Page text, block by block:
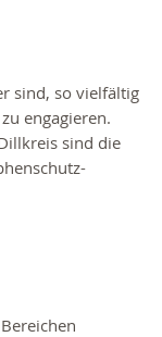
sind, so vielfältig
engagieren.
sind die